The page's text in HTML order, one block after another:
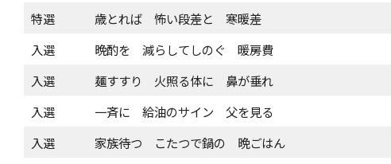
特選 歳とれば 怖い段差と 寒暖差
入選
晩酌を 減らしてしのぐ 暖房費
入選
麺すすり 火照る体に 鼻が垂れ
入選
一斉に 給油のサイン 父を見る
入選
家族待つ こたつで鍋の 晩ごはん